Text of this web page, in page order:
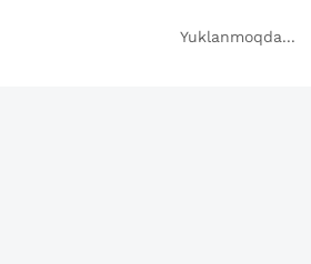
Yuklanmoqda...